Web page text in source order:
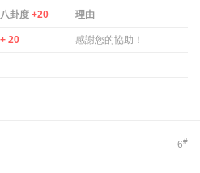
八卦度 +20 理由
+ 20 感謝您的協助！
6#